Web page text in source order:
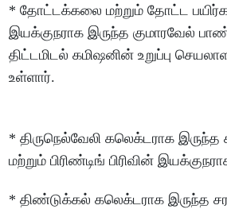
* தோட்டக்கலை மற்றும் தோட்ட
இயக்குநராக இருந்த குமாரவேல்
திட்டமிடல் கமிஷனின் உறுப்பு
உள்ளார்.
* திருநெல்வேலி கலெக்டராக இருந்த
மற்றும் பிரிண்டிங் பிரிவின்
* திண்டுக்கல் கலெக்டராக